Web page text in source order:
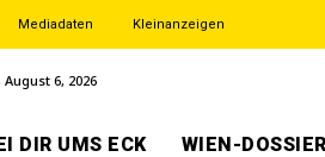
Mediadaten Kleinanzeigen
6, 2026
DIR UMS ECK WIEN-